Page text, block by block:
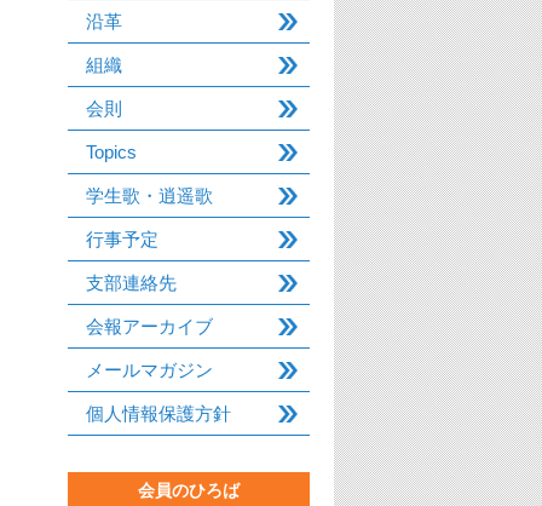
沿革
組織
会則
Topics
学生歌・逍遥歌
行事予定
支部連絡先
会報アーカイブ
メールマガジン
個人情報保護方針
会員のひろば